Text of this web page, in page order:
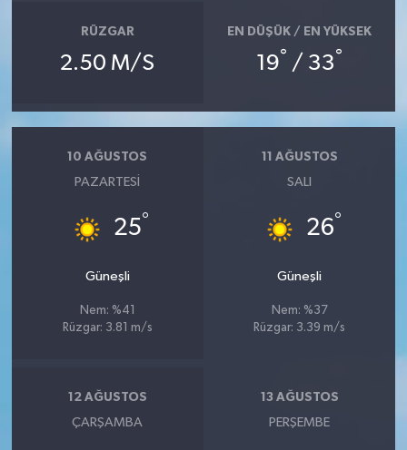
RÜZGAR
2.50 M/S
EN DÜŞÜK / EN YÜKSEK
19° / 33°
10 AĞUSTOS
PAZARTESI
25°
Güneşli
Nem: %41
Rüzgar: 3.81 m/s
11 AĞUSTOS
SALI
26°
Güneşli
Nem: %37
Rüzgar: 3.39 m/s
12 AĞUSTOS
ÇARŞAMBA
13 AĞUSTOS
PERŞEMBE